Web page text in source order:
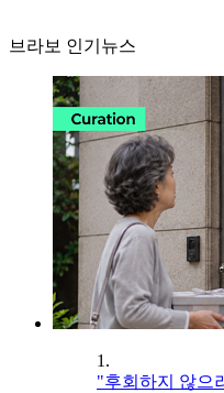
브라보 인기뉴스
1.
"후회하지 않으